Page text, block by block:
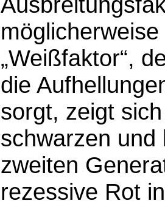
„Weißfaktor“,
die
sorgt, zeigt
schwarzen und
zweiten
rezessive Rot